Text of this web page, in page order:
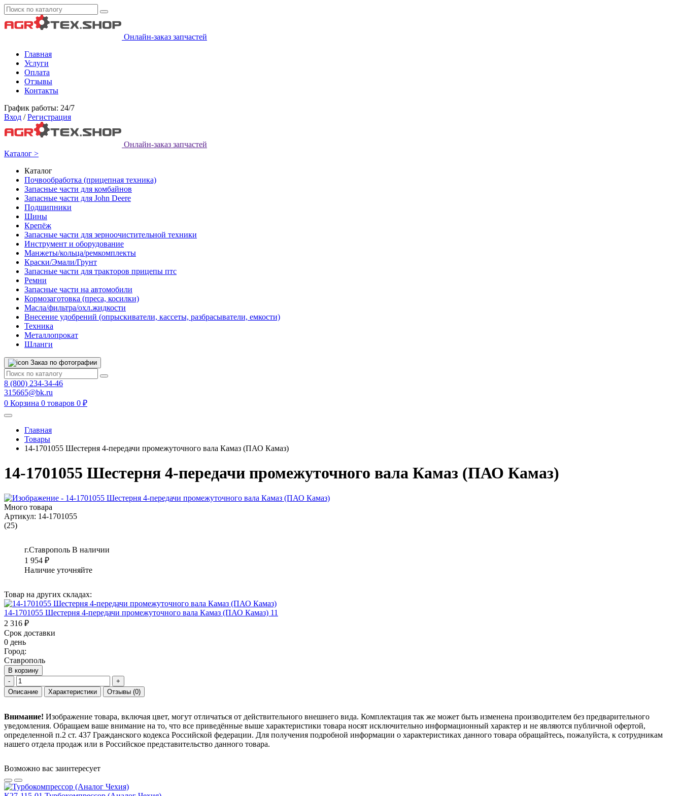
Онлайн-заказ запчастей
Главная
Услуги
Оплата
Отзывы
Контакты
График работы: 24/7
Вход / Регистрация
Онлайн-заказ запчастей
Каталог >
Каталог
Почвообработка (прицепная техника)
Запасные части для комбайнов
Запасные части для John Deere
Подшипники
Шины
Крепёж
Запасные части для зерноочистительной техники
Инструмент и оборудование
Манжеты/кольца/ремкомплекты
Краски/Эмали/Грунт
Запасные части для тракторов прицепы птс
Ремни
Запасные части на автомобили
Кормозаготовка (преса, косилки)
Масла/фильтра/охл.жидкости
Внесение удобрений (опрыскиватели, кассеты, разбрасыватели, емкости)
Техника
Металлопрокат
Шланги
Заказ по фотографии
8 (800) 234-34-46
315665@bk.ru
0 Корзина 0 товаров 0 ₽
Главная
Товары
14-1701055 Шестерня 4-передачи промежуточного вала Камаз (ПАО Камаз)
14-1701055 Шестерня 4-передачи промежуточного вала Камаз (ПАО Камаз)
Много товара
Артикул: 14-1701055
(25)
г.Ставрополь В наличии
1 954 ₽
Наличие уточняйте
Товар на других складах:
14-1701055 Шестерня 4-передачи промежуточного вала Камаз (ПАО Камаз) 11
2 316 ₽
Срок доставки
0 день
Город:
Ставрополь
В корзину
-
+
Описание
Характеристики Отзывы (0)
Внимание! Изображение товара, включая цвет, могут отличаться от действительного внешнего вида. Комплектация так же может быть изменена производителем без предварительного
уведомления. Обращаем ваше внимание на то, что все приведённые выше характеристики товара носят исключительно информационный характер и не являются публичной офертой,
определенной п.2 ст. 437 Гражданского кодекса Российской федерации. Для получения подробной информации о характеристиках данного товара обращайтесь, пожалуйста, к сотрудникам
нашего отдела продаж или в Российское представительство данного товара.
Возможно вас заинтересует